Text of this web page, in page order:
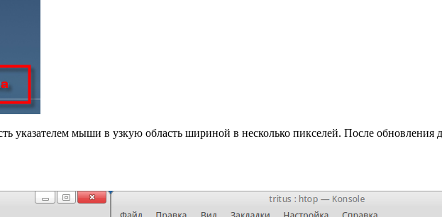
указателем мыши в узкую область шириной в несколько пикселей. После